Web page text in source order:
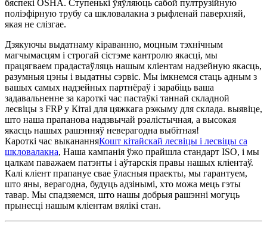
бяспекі OSHA. Ступенькі ўяўляюць сабой пултрузійную
поліэфірную трубу са шкловалакна з рыфленай паверхняй,
якая не слізгае.
Дзякуючы выдатнаму кіраванню, моцным тэхнічным
магчымасцям і строгай сістэме кантролю якасці, мы
працягваем прадастаўляць нашым кліентам надзейную якасць,
разумныя цэны і выдатны сэрвіс. Мы імкнемся стаць адным з
вашых самых надзейных партнёраў і зарабіць ваша
задавальненне за кароткі час пастаўкі таннай складной
лесвіцы з FRP у Кітаі для цяжкага рэжыму для склада. выявіце,
што наша прапанова надзвычай рэалістычная, а высокая
якасць нашых рашэнняў неверагодна выбітная!
Кароткі час выкананняКошт кітайскай лесвіцы і лесвіцы са
шкловалакна, Наша кампанія ўжо прайшла стандарт ISO, і мы
цалкам паважаем патэнты і аўтарскія правы нашых кліентаў.
Калі кліент прапануе свае ўласныя праекты, мы гарантуем,
што яны, верагодна, будуць адзінымі, хто можа мець гэты
тавар. Мы спадзяемся, што нашы добрыя рашэнні могуць
прынесці нашым кліентам вялікі стан.